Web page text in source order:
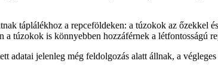
táplálékhoz a repceföldeken: a túzokok az
túzokok is könnyebben hozzáférnek a létfontosságú
adatai jelenleg még feldolgozás alatt állnak, a